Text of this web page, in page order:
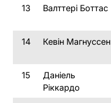
13 Валттері Боттас
14 Кевін Магнуссен
15
Даніель
Ріккардо